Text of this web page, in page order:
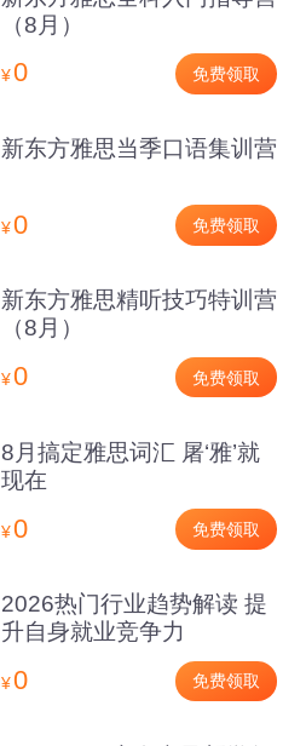
（8月）
¥0 免费领取
新东方雅思当季口语集训营
¥0 免费领取
新东方雅思精听技巧特训营
（8月）
¥0 免费领取
8月搞定雅思词汇 屠‘雅’就
现在
¥0 免费领取
2026热门行业趋势解读 提
升自身就业竞争力
¥0 免费领取